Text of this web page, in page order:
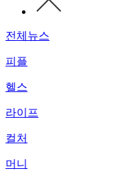
전체뉴스
피플
헬스
라이프
컬처
머니